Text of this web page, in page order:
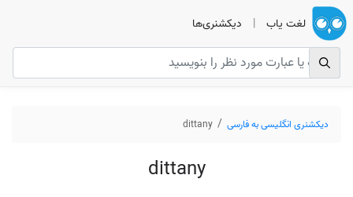
لغت یاب | دیکشنری‌ها
دیکشنری انگلیسی به فارسی dittany
dittany